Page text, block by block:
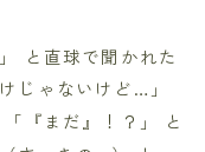
と直球で聞かれた
じゃないけど…」
『まだ』！？」
と